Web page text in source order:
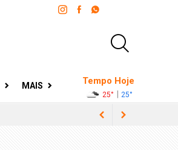
MAIS Tempo Hoje
25° 25°